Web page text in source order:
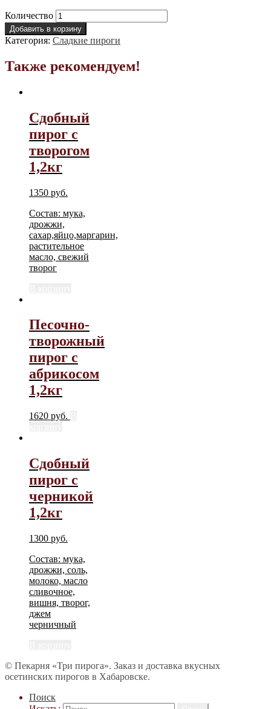
Количество
Добавить в корзину
Категория: Cладкие пироги
Также рекомендуем!
Сдобный
пирог с
творогом
1,2кг
1350 руб.
Состав: мука,
дрожжи,
сахар,яйцо,маргарин,
растительное
масло, свежий
творог
Песочно-
творожный
пирог с
абрикосом
1,2кг
1620 руб.
Сдобный
пирог с
черникой
1,2кг
1300 руб.
Состав: мука,
дрожжи, соль,
молоко, масло
сливочное,
вишня, творог,
джем
черничный
© Пекарня «Три пирога». Заказ и доставка вкусных
осетинских пирогов в Хабаровске.
Поиск